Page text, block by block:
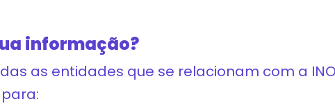
informação?
as entidades que se relacionam com a